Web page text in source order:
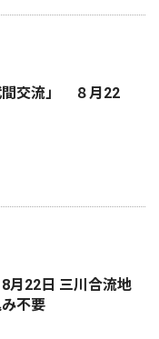
交流」 ８月22
22日 三川合流地
不要